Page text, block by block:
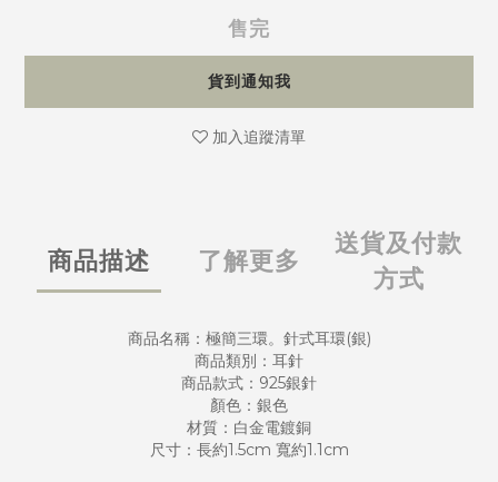
售完
貨到通知我
加入追蹤清單
商品描述 了解更多
送貨及付款
方式
商品名稱：極簡三環。針式耳環(銀)
商品類別：耳針
商品款式：925銀針
顏色：銀色
材質：白金電鍍銅
尺寸：長約1.5cm 寬約1.1cm